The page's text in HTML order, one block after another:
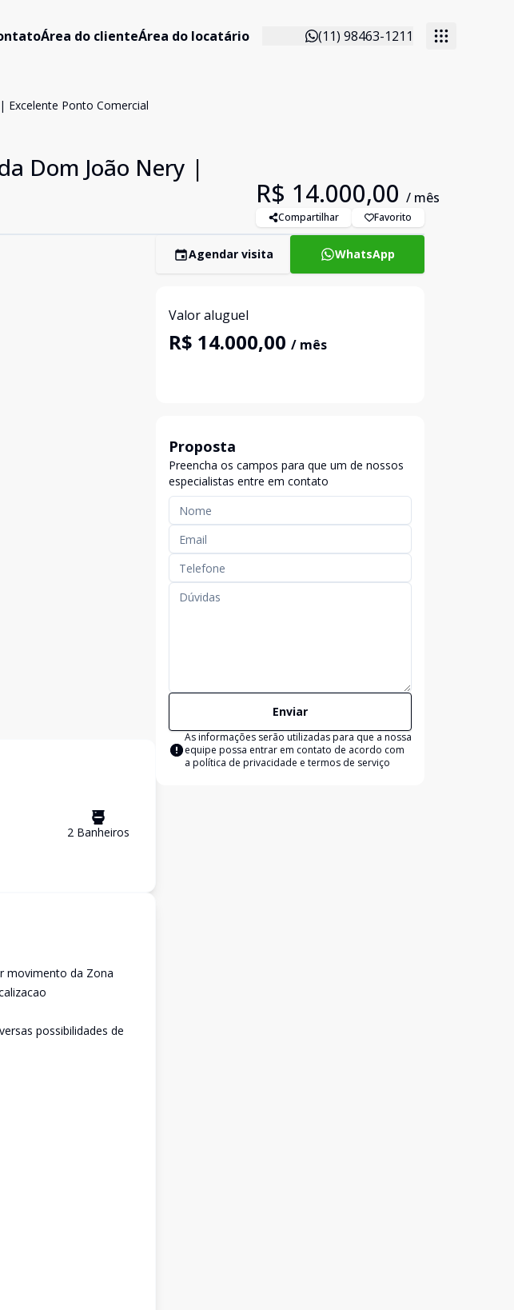
Área do clienteÁrea do locatário (11) 98463-1211
Ponto Comercial
Dom João Nery |
R$ 14.000,00 / mês
Compartilhar Favorito
2 Banheiros
movimento da Zona
possibilidades de
Agendar visita WhatsApp
Valor aluguel
R$ 14.000,00 / mês
Proposta
Preencha os campos para que um de nossos
especialistas entre em contato
Enviar
As informações serão utilizadas para que a nossa
equipe possa entrar em contato de acordo com
a política de privacidade e termos de serviço